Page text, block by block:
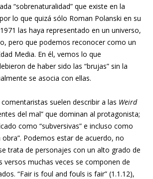
“sobrenaturalidad” que existe en la
lo que quizá sólo Roman Polanski en su
las haya representado en un universo,
pero que podemos reconocer como un
Media. En él, vemos lo que
de haber sido las “brujas” sin la
se asocia con ellas.
suelen describir a las Weird
del mal” que dominan al protagonista;
como “subversivas” e incluso como
obra”. Podemos estar de acuerdo, no
trata de personajes con un alto grado de
versos muchas veces se componen de
“Fair is foul and fouls is fair” (1.1.12),